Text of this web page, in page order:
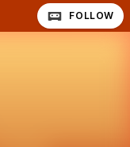
FOLLOW